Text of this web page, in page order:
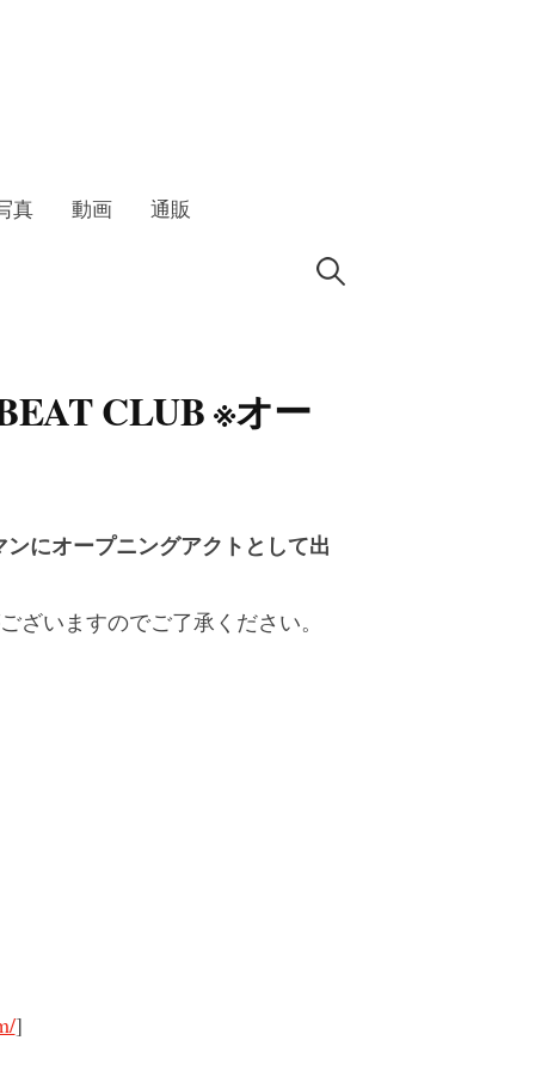
真 動画 通販
検
CLUB ※オー
にオープニングアクトとして出
ざいますのでご了承ください。
]